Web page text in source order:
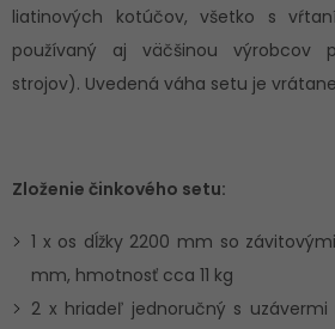
liatinových kotúčov, všetko s
používaný aj väčšinou výrobcov
strojov). Uvedená váha setu je
Zloženie činkového setu:
1 x os dĺžky 2200 mm so
mm, hmotnosť cca 11 kg
2 x hriadeľ jednoručný s uzávermi